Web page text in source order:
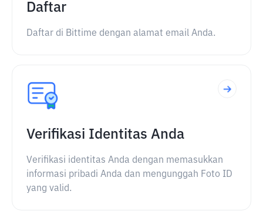
Daftar
Daftar di Bittime dengan alamat email Anda.
Verifikasi Identitas Anda
Verifikasi identitas Anda dengan memasukkan
informasi pribadi Anda dan mengunggah Foto ID
yang valid.